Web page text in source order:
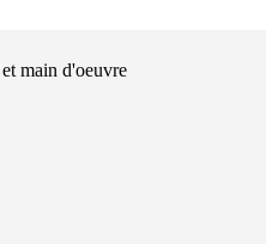
main d'oeuvre